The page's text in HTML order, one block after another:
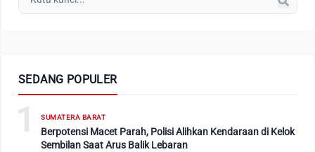
SEDANG POPULER
1 SUMATERA BARAT
Berpotensi Macet Parah, Polisi Alihkan Kendaraan di Kelok
Sembilan Saat Arus Balik Lebaran